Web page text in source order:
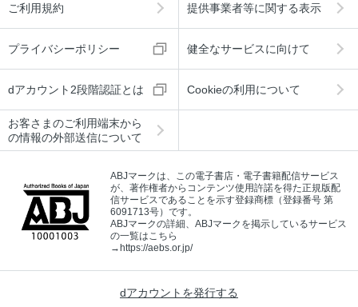
ご利用規約 提供事業者等に関する表示
プライバシーポリシー 健全なサービスに向けて
dアカウント2段階認証とは Cookieの利用について
お客さまのご利用端末から
の情報の外部送信について
ABJマークは、この電子書店・電子書籍配信サービス
が、著作権者からコンテンツ使用許諾を得た正規版配
信サービスであることを示す登録商標（登録番号 第
6091713号）です。
ABJマークの詳細、ABJマークを掲示しているサービス
の一覧はこちら
→https://aebs.or.jp/
dアカウントを発行する